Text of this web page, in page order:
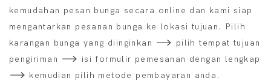
kemudahan pesan bunga secara online dan kami siap
mengantarkan pesanan bunga ke lokasi tujuan. Pilih
karangan bunga yang diinginkan
pilih tempat tujuan
pengiriman
isi formulir pemesanan dengan lengkap
kemudian pilih metode pembayaran anda.